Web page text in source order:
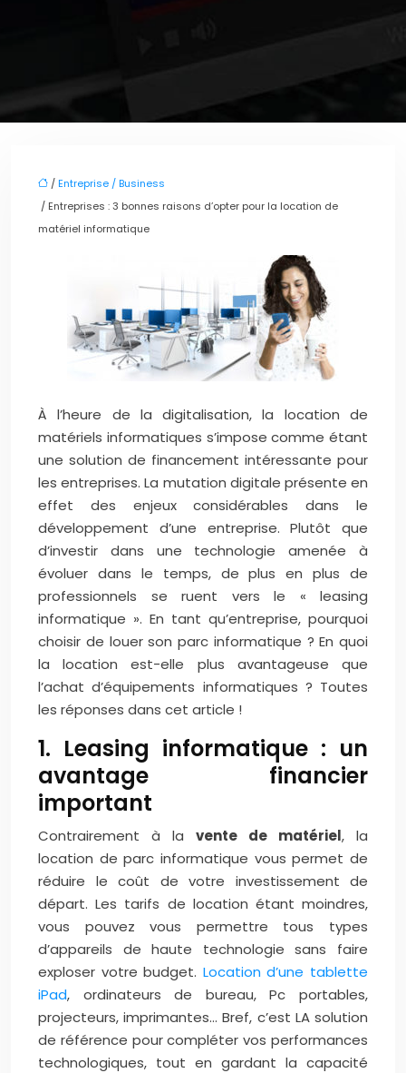
/Entreprise / Business
/ Entreprises : 3 bonnes raisons d’opter pour la location de
matériel informatique
À l’heure de la digitalisation, la location de
matériels informatiques s’impose comme étant
une solution de financement intéressante pour
les entreprises. La mutation digitale présente en
effet des enjeux considérables dans le
développement d’une entreprise. Plutôt que
d’investir dans une technologie amenée à
évoluer dans le temps, de plus en plus de
professionnels se ruent vers le « leasing
informatique ». En tant qu’entreprise, pourquoi
choisir de louer son parc informatique ? En quoi
la location est-elle plus avantageuse que
l’achat d’équipements informatiques ? Toutes
les réponses dans cet article !
1. Leasing informatique : un
avantage financier
important
Contrairement à la vente de matériel, la
location de parc informatique vous permet de
réduire le coût de votre investissement de
départ. Les tarifs de location étant moindres,
vous pouvez vous permettre tous types
d’appareils de haute technologie sans faire
exploser votre budget. Location d’une tablette
iPad, ordinateurs de bureau, Pc portables,
projecteurs, imprimantes… Bref, c’est LA solution
de référence pour compléter vos performances
technologiques, tout en gardant la capacité